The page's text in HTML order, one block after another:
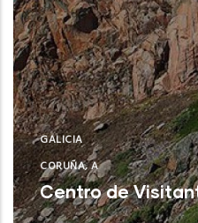
GALICIA
CORUÑA, A
Centro de